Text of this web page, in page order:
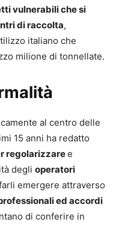
vulnerabili che si
di raccolta,
italiano che
milione di tonnellate.
al centro delle
15 anni ha redatto
regolarizzaree
degli operatori
emergere attraverso
ed accordi
di conferire in